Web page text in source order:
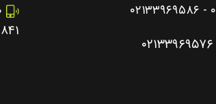
- ۰۲۱۳۳۹۶۹۵۸۶
۰۲۱۳۳۹۶۹۵۷۶